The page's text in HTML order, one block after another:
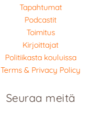
Tapahtumat
Podcastit
Toimitus
Kirjoittajat
Politiikasta kouluissa
Terms & Privacy Policy
Seuraa meitä